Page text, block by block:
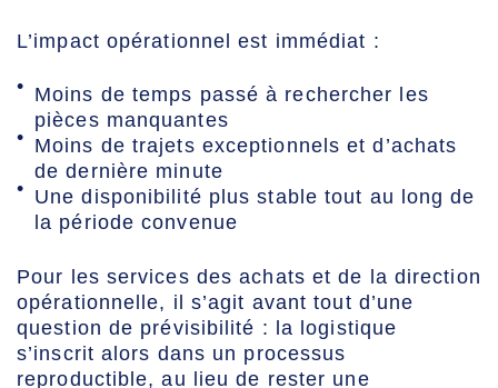
L’impact opérationnel est immédiat :
Moins de temps passé à rechercher les
pièces manquantes
Moins de trajets exceptionnels et d’achats
de dernière minute
Une disponibilité plus stable tout au long de
la période convenue
Pour les services des achats et de la direction
opérationnelle, il s’agit avant tout d’une
question de prévisibilité : la logistique
s’inscrit alors dans un processus
reproductible, au lieu de rester une